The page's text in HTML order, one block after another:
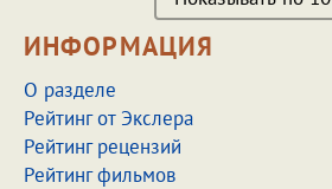
ИНФОРМАЦИЯ
О разделе
Рейтинг от Экслера
Рейтинг рецензий
Рейтинг фильмов